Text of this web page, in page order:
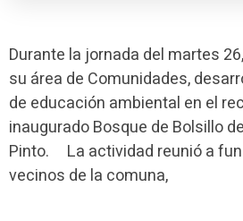
Durante la jornada del martes
su área de Comunidades,
de educación ambiental en el
inaugurado Bosque de Bolsillo
Pinto. La actividad reunió a
vecinos de la comuna,